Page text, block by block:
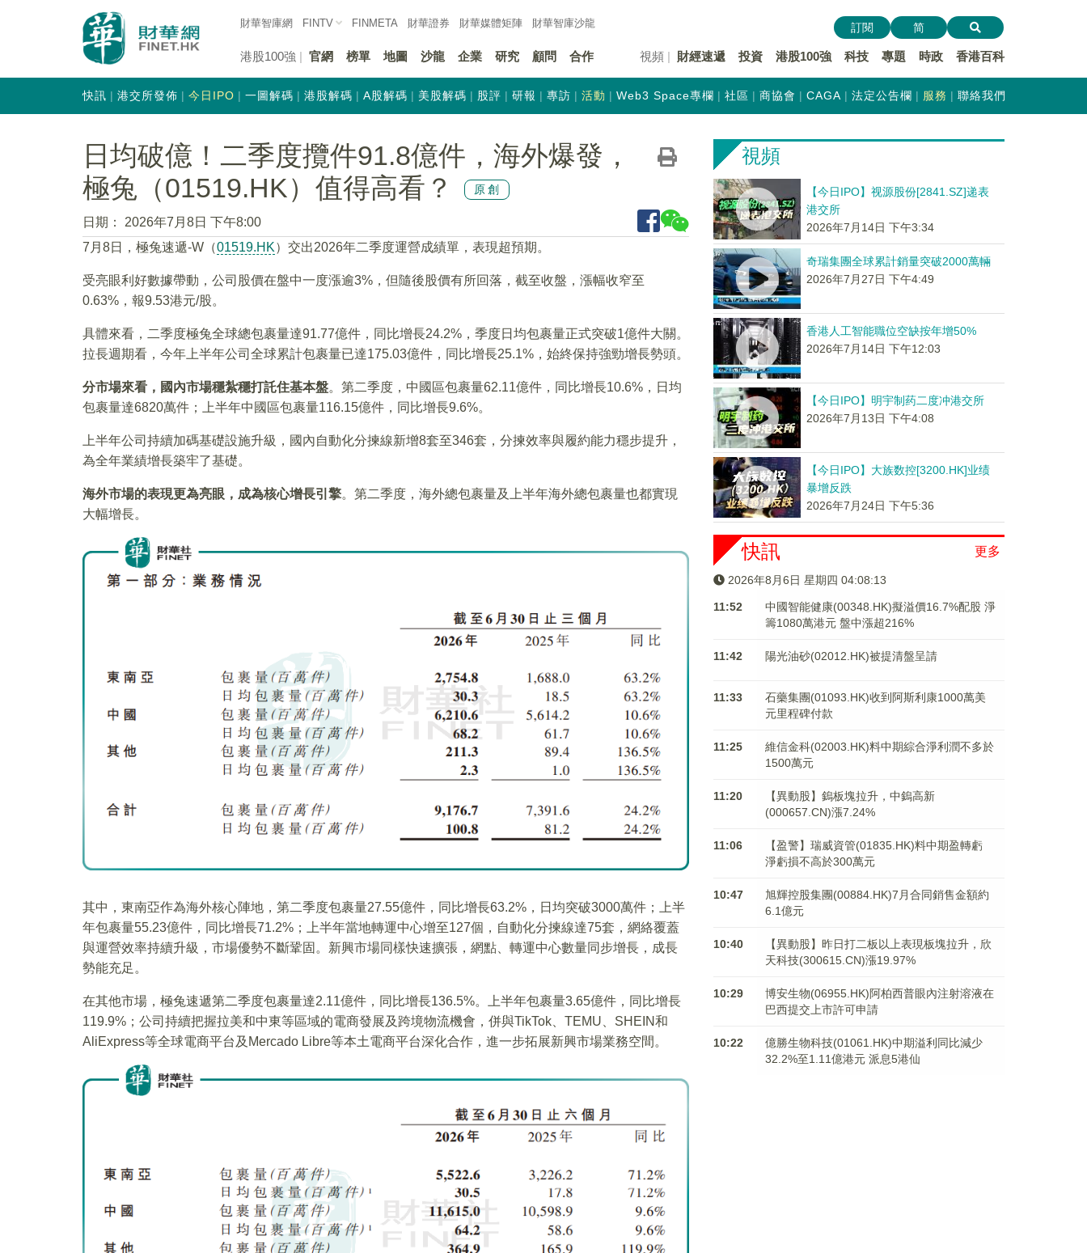
財華智庫網 FINTV FINMETA 財華證券 財華媒體矩陣 財華智庫沙龍
港股100強 官網 榜單 地圖 沙龍 企業 研究 顧問 合作 視頻 財經速遞 投資 港股100強 科技 專題 時政 香港百科
訂閱 简
快訊 港交所發佈 今日IPO 一圖解碼 港股解碼 A股解碼 美股解碼 股評 研報 專訪 活動 Web3 Space專欄 社區 商協會 CAGA 法定公告欄 服務 聯絡我們
日均破億！二季度攬件91.8億件，海外爆發，
極兔（01519.HK）值得高看？
原創
日期：
2026年7月8日 下午8:00
7月8日，極兔速遞-W（01519.HK）交出2026年二季度運營成績單，表現超預期。
受亮眼利好數據帶動，公司股價在盤中一度漲逾3%，但隨後股價有所回落，截至收盤，漲幅收窄至
0.63%，報9.53港元/股。
具體來看，二季度極兔全球總包裹量達91.77億件，同比增長24.2%，季度日均包裹量正式突破1億件大關。
拉長週期看，今年上半年公司全球累計包裹量已達175.03億件，同比增長25.1%，始終保持強勁增長勢頭。
分市場來看，國內市場穩紮穩打託住基本盤。第二季度，中國區包裹量62.11億件，同比增長10.6%，日均
包裹量達6820萬件；上半年中國區包裹量116.15億件，同比增長9.6%。
上半年公司持續加碼基礎設施升級，國內自動化分揀線新增8套至346套，分揀效率與履約能力穩步提升，
為全年業績增長築牢了基礎。
海外市場的表現更為亮眼，成為核心增長引擎。第二季度，海外總包裹量及上半年海外總包裹量也都實現
大幅增長。
其中，東南亞作為海外核心陣地，第二季度包裹量27.55億件，同比增長63.2%，日均突破3000萬件；上半
年包裹量55.23億件，同比增長71.2%；上半年當地轉運中心增至127個，自動化分揀線達75套，網絡覆蓋
與運營效率持續升級，市場優勢不斷鞏固。新興市場同樣快速擴張，網點、轉運中心數量同步增長，成長
勢能充足。
在其他市場，極兔速遞第二季度包裹量達2.11億件，同比增長136.5%。上半年包裹量3.65億件，同比增長
119.9%；公司持續把握拉美和中東等區域的電商發展及跨境物流機會，併與TikTok、TEMU、SHEIN和
AliExpress等全球電商平台及Mercado Libre等本土電商平台深化合作，進一步拓展新興市場業務空間。
視頻
【今日IPO】视源股份[2841.SZ]递表
港交所
2026年7月14日 下午3:34
奇瑞集團全球累計銷量突破2000萬輛
2026年7月27日 下午4:49
香港人工智能職位空缺按年增50%
2026年7月14日 下午12:03
【今日IPO】明宇制药二度冲港交所
2026年7月13日 下午4:08
【今日IPO】大族数控[3200.HK]业绩
暴增反跌
2026年7月24日 下午5:36
更多
快訊
2026年8月6日 星期四 04:08:14
11:52
中國智能健康(00348.HK)擬溢價16.7%配股 淨
籌1080萬港元 ​​​​​​​盤中漲超216%
11:42 陽光油砂(02012.HK)被提清盤呈請
11:33
石藥集團(01093.HK)收到阿斯利康1000萬美
元里程碑付款
11:25
維信金科(02003.HK)料中期綜合淨利潤不多於
1500萬元
11:20
【異動股】鎢板塊拉升，中鎢高新
(000657.CN)漲7.24%
11:06
【盈警】瑞威資管(01835.HK)料中期盈轉虧
淨虧損不高於300萬元
10:47
旭輝控股集團(00884.HK)7月合同銷售金額約
6.1億元
10:40
【異動股】昨日打二板以上表現板塊拉升，欣
天科技(300615.CN)漲19.97%
10:29
博安生物(06955.HK)阿柏西普眼內注射溶液在
巴西提交上市許可申請
10:22
億勝生物科技(01061.HK)中期溢利同比減少
32.2%至1.11億港元 派息5港仙